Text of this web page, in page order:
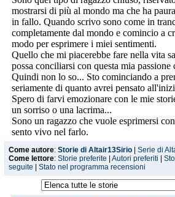
mostrarsi di più al mondo ma che ha
in fallo. Quando scrivo sono come in
completamente dal mondo e comincio a
modo per esprimere i miei sentimenti.
Quello che mi piacerebbe fare nella vita
possa conciliarsi con questa mia passione
Quindi non lo so... Sto cominciando a
seriamente di quanto avrei pensato
Spero di farvi emozionare con le mie
un sorriso o una lacrima...
Sono un ragazzo che vuole esprimersi
sento vivo nel farlo.
Come autore: Storie di Altair13Sirio
Serie di
Come lettore: Storie preferite Autori preferiti
seguite
Stato nel programma recensioni